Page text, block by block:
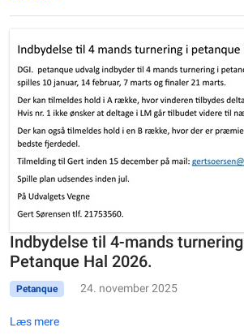
Indbydelse til 4-mands
Petanque Hal 2026.
Petanque 24. november 2025
Læs mere